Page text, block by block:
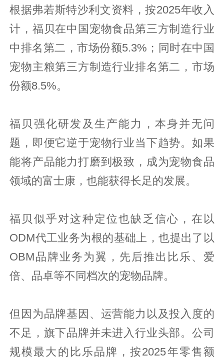
根据弗若斯特沙利文资料，按2025年收入
计，福贝在中国宠物食品第三方制造行业
中排名第二，市场份额5.3%；同时在中国
宠物主粮第三方制造行业排名第二，市场
份额8.5%。
福贝强化研发及生产能力，本身并无问
题，即便它逆于宠物行业当下趋势。如果
能将产品能力打磨到极致，成为宠物食品
领域的富士康，也能获得长足的发展。
福贝似乎对这种定位也缺乏信心，在以
ODM代工业务为根的基础上，也提出了以
OBM品牌业务为翼，先后推出比乐、爱
倍、品卓等不同档次的宠物品牌。
但因为品牌基因、运营能力以及投入度的
不足，旗下品牌并未进入行业头部。公司
规模最大的比乐品牌，按2025年零售额